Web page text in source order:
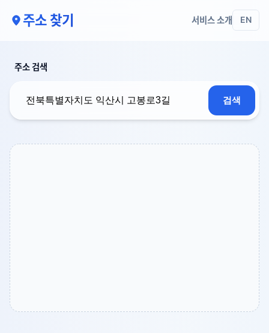
주소 찾기 서비스 소개 EN
주소 검색
검색